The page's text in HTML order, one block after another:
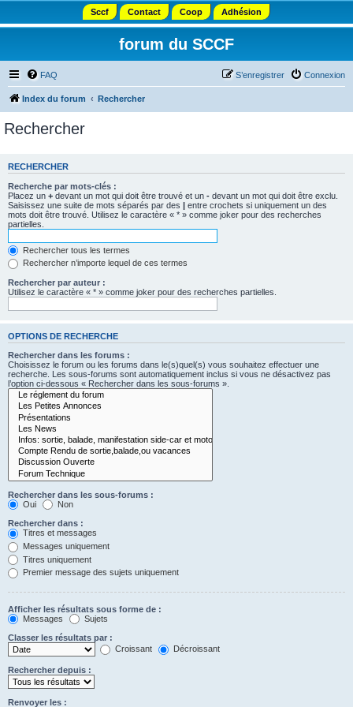
Sccf Contact Coop Adhésion
forum du SCCF
FAQ Connexion
S’enregistrer
Index du forum Rechercher
Rechercher
RECHERCHER
Recherche par mots-clés :
Placez un + devant un mot qui doit être trouvé et un - devant un mot qui doit être exclu.
Saisissez une suite de mots séparés par des | entre crochets si uniquement un des
mots doit être trouvé. Utilisez le caractère « * » comme joker pour des recherches
partielles.
Rechercher tous les termes
Rechercher n’importe lequel de ces termes
Rechercher par auteur :
Utilisez le caractère « * » comme joker pour des recherches partielles.
OPTIONS DE RECHERCHE
Rechercher dans les forums :
Choisissez le forum ou les forums dans le(s)quel(s) vous souhaitez effectuer une
recherche. Les sous-forums sont automatiquement inclus si vous ne désactivez pas
l’option ci-dessous « Rechercher dans les sous-forums ».
Rechercher dans les sous-forums :
Oui
Non
Rechercher dans :
Titres et messages
Messages uniquement
Titres uniquement
Premier message des sujets uniquement
Afficher les résultats sous forme de :
Messages
Sujets
Classer les résultats par :
Croissant
Décroissant
Rechercher depuis :
Renvoyer les :